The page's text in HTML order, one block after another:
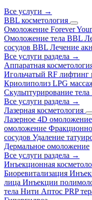
Все услуги →
BBL косметология
Омоложение Forever
Омоложение тела BBL
сосудов BBL Лечение
Все услуги раздела →
Аппаратная
Игольчатый RF лифтинг
Криолиполиз LPG
Скульптурирование тела
Все услуги раздела →
Лазерная косметология
Лазерное 4D омоложение
омоложение
сосудов Удаление
Дермальное омоложение
Все услуги раздела →
Инъекционная
Биоревитализация
лица Инъекции
тела Нити Аптос PRP